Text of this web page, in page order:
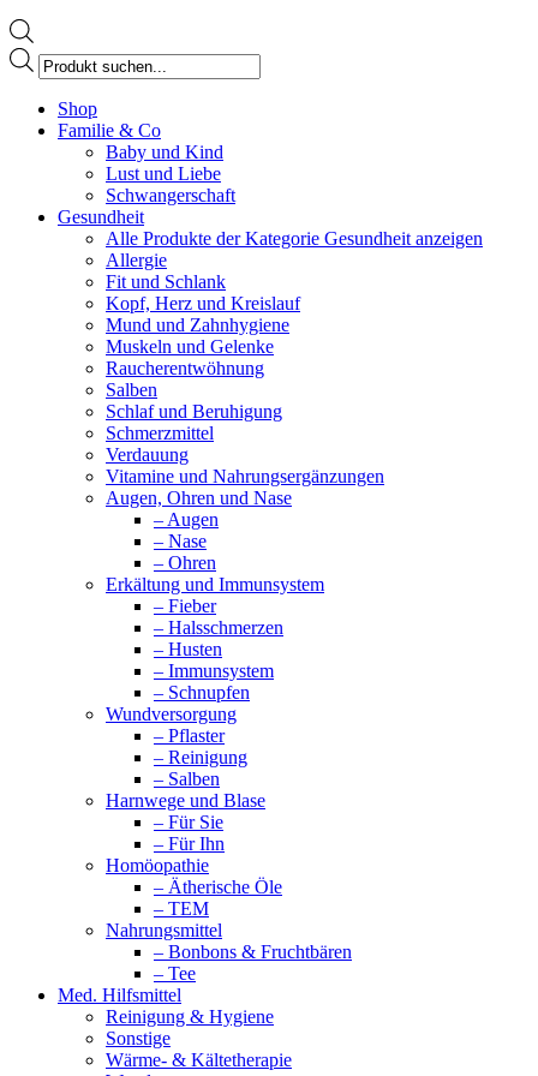
Products
search
page
opens
Shop
Familie & Co
Baby und Kind
Lust und Liebe
Schwangerschaft
Gesundheit
Alle Produkte der Kategorie Gesundheit anzeigen
Allergie
Fit und Schlank
Kopf, Herz und Kreislauf
Mund und Zahnhygiene
Muskeln und Gelenke
Raucherentwöhnung
Salben
Schlaf und Beruhigung
Schmerzmittel
Verdauung
Vitamine und Nahrungsergänzungen
Augen, Ohren und Nase
– Augen
– Nase
– Ohren
Erkältung und Immunsystem
– Fieber
– Halsschmerzen
– Husten
– Immunsystem
– Schnupfen
Wundversorgung
– Pflaster
– Reinigung
– Salben
Harnwege und Blase
– Für Sie
– Für Ihn
Homöopathie
– Ätherische Öle
– TEM
Nahrungsmittel
– Bonbons & Fruchtbären
– Tee
Med. Hilfsmittel
Reinigung & Hygiene
Sonstige
Wärme- & Kältetherapie